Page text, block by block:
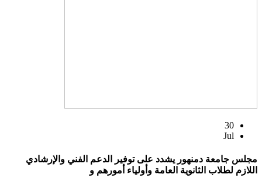
30
Jul
مجلس جامعة دمنهور يشدد على توفير الدعم الفني والإرشادي
اللازم لطلاب الثانوية العامة وأولياء أمورهم و